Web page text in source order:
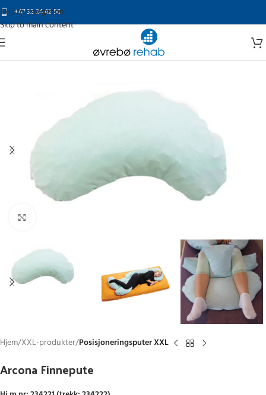
Skip to navigation
Skip to main content
+47 32 24 42 50
Hjem XXL-produkter Posisjoneringsputer XXL
Arcona Finnepute